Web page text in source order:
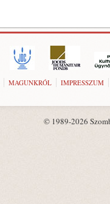
MAGUNKRÓL IMPRESSZUM
© 1989-2026